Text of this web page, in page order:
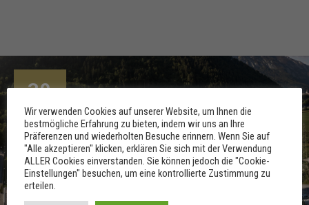
30
AUG.
Wir verwenden Cookies auf unserer Website, um Ihnen die
bestmögliche Erfahrung zu bieten, indem wir uns an Ihre
Präferenzen und wiederholten Besuche erinnern. Wenn Sie auf
"Alle akzeptieren" klicken, erklären Sie sich mit der Verwendung
ALLER Cookies einverstanden. Sie können jedoch die "Cookie-
Einstellungen" besuchen, um eine kontrollierte Zustimmung zu
erteilen.